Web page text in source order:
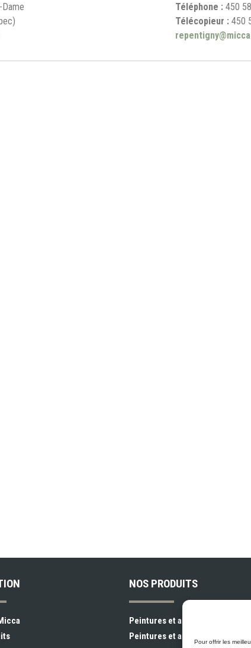
Pour offrir les
Téléphone : 450
Télécopieur : 450
NOS PRODUITS
Peintures et apprêts d’intérieur
Peintures et apprêts d’extérieur